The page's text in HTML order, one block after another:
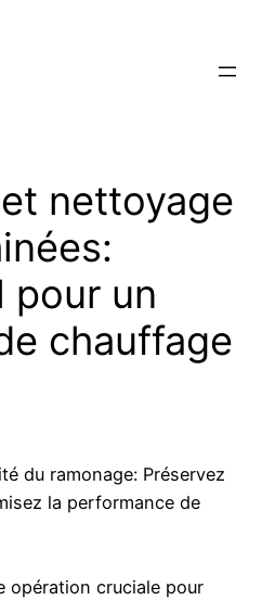
nettoyage
pour un
chauffage
du ramonage: Préservez
la performance de
opération cruciale pour